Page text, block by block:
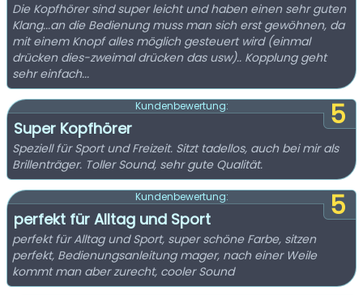
Die Kopfhörer sind super leicht und haben einen sehr guten
Klang...an die Bedienung muss man sich erst gewöhnen, da
mit einem Knopf alles möglich gesteuert wird (einmal
drücken dies-zweimal drücken das usw).. Kopplung geht
sehr einfach...
5
Kundenbewertung:
Super Kopfhörer
Speziell für Sport und Freizeit. Sitzt tadellos, auch bei mir als
Brillenträger. Toller Sound, sehr gute Qualität.
5
Kundenbewertung:
perfekt für Alltag und Sport
perfekt für Alltag und Sport, super schöne Farbe, sitzen
perfekt, Bedienungsanleitung mager, nach einer Weile
kommt man aber zurecht, cooler Sound